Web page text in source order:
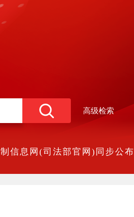
高级检索
信息网(司法部官网)同步公布